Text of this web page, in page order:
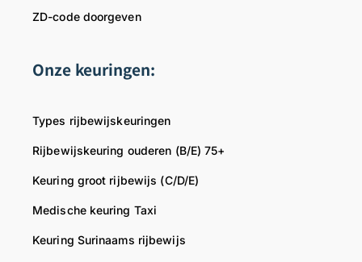
ZD-code doorgeven
Onze keuringen:
Types rijbewijskeuringen
Rijbewijskeuring ouderen (B/E) 75+
Keuring groot rijbewijs (C/D/E)
Medische keuring Taxi
Keuring Surinaams rijbewijs